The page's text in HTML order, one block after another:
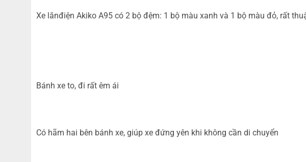
Xe lănđiện Akiko A95 có 2 bộ đệm: 1 bộ màu xanh và 1 bộ màu đỏ, rất
Bánh xe to, đi rất êm ái
Có hãm hai bên bánh xe, giúp xe đứng yên khi không cần di chuyển